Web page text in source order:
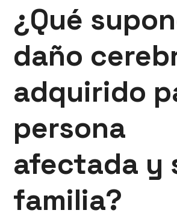
¿Qué
daño
adquirido
persona
afectada y
familia?